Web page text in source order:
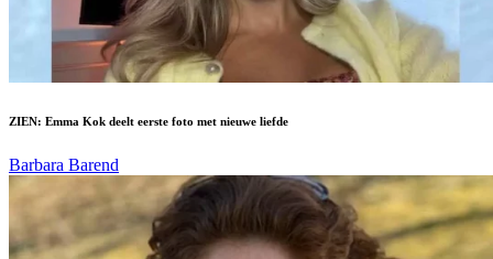
ZIEN: Emma Kok deelt eerste foto met nieuwe liefde
Barbara Barend